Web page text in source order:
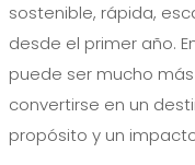
sostenible, rápida,
desde el primer año.
puede ser mucho
convertirse en un
propósito y un